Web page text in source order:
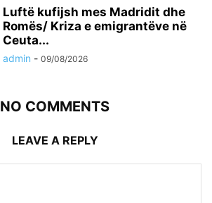
Luftë kufijsh mes Madridit dhe
Romës/ Kriza e emigrantëve në
Ceuta...
admin - 09/08/2026
NO COMMENTS
LEAVE A REPLY